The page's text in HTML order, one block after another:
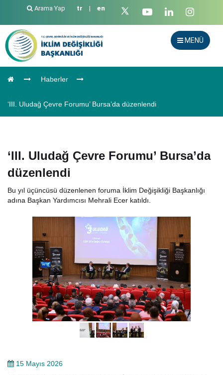
Arama Yap tr | en
MENÜ
Haberler
‘III. Uludağ Çevre Forumu’ Bursa’da düzenlendi
‘III. Uludağ Çevre Forumu’ Bursa’da
düzenlendi
Bu yıl üçüncüsü düzenlenen foruma İklim Değişikliği Başkanlığı
adına Başkan Yardımcısı Mehrali Ecer katıldı.
15 Mayıs 2026